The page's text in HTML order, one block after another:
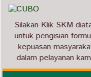
Silakan Klik SKM
untuk pengisian
kepuasan
dalam pelayanan